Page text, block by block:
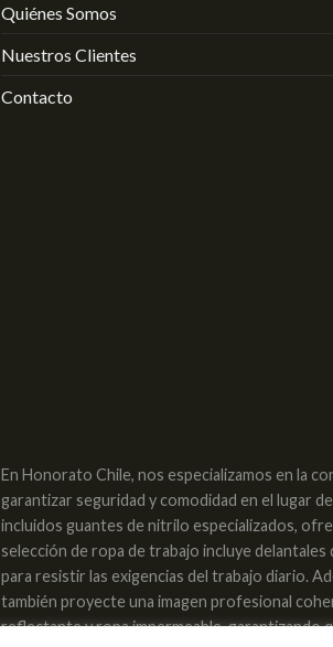
Quiénes Somos
Nuestros Clientes
Contacto
En Honorato Chile, nos especializamos en la
garantizar seguridad y comodidad en el lugar
incluidos guantes de nitrilo especializados,
selección de ropa de trabajo incluye
para resistir las exigencias del trabajo diario.
también proyecte una imagen profesional
reflectante y ropa impermeable, garantizando